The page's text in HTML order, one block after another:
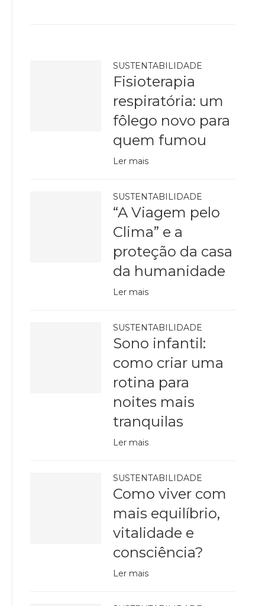
SUSTENTABILIDADE
Fisioterapia
respiratória: um
fôlego novo para
quem fumou
Ler mais
SUSTENTABILIDADE
“A Viagem pelo
Clima” e a
proteção da casa
da humanidade
Ler mais
SUSTENTABILIDADE
Sono infantil:
como criar uma
rotina para
noites mais
tranquilas
Ler mais
SUSTENTABILIDADE
Como viver com
mais equilíbrio,
vitalidade e
consciência?
Ler mais